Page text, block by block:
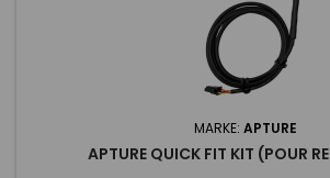
MARKE: APTURE
APTURE QUICK FIT KIT (POUR